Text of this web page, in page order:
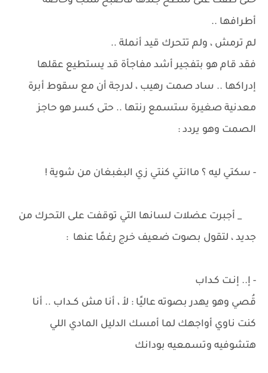
أطرافها ..
لم ترمش ، ولم تتحرك قيد أنملة ..
فقد قام هو بتفجير أشد مفاجأة قد يستطيع عقلها
إدراكها .. ساد صمت رهيب ، لدرجة أن مع سقوط أبرة
معدنية صغيرة ستسمع رنتها .. حتى كسر هو حاجز
الصمت وهو يردد :
- سكتي ليه ؟ ماانتي كنتي زي البغبغان من شوية !
_ أجبرت عضلات لسانها التي توقفت على التحرك من
جديد ، لتقول بصوت ضعيف خرج رغمًا عنها :
- إ.. إنـت كـداب
قُصي وهو يهدر بصوته عاليًا : لأ ، أنا مش كــداب .. أنا
كنت ناوي أواجهك لما أمسك الدليل المادي اللي
هتشوفيه وتسمعيه بودانك